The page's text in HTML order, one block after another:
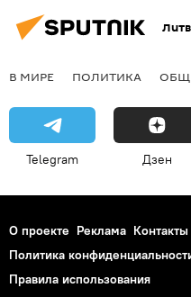
В МИРЕ ПОЛИТИКА
Telegram Дзен
О проекте Реклама Контакты
Политика
Правила использования